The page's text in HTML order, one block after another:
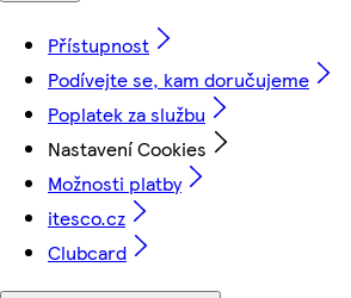
Přístupnost
Podívejte se, kam doručujeme
Poplatek za službu
Nastavení Cookies
Možnosti platby
itesco.cz
Clubcard